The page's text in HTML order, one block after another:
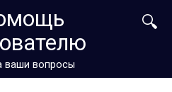
ваши вопросы